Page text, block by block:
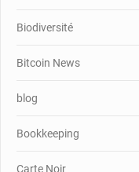
Biodiversité
Bitcoin News
blog
Bookkeeping
Carte Noir